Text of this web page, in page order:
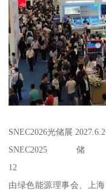
SNEC2026光储展
SNEC2025
由绿色能源理事会、上